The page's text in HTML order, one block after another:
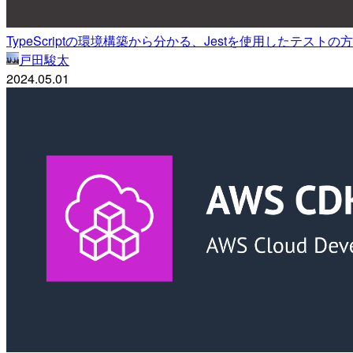
TypeScriptの環境構築から分かる、Jestを使用したテストの
戸田駿太
2024.05.01